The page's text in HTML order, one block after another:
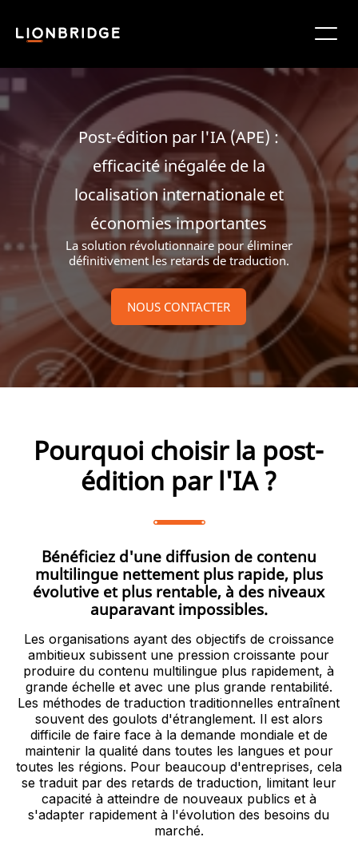
Post-édition par l'IA (APE) :
efficacité inégalée de la
localisation internationale et
économies importantes
La solution révolutionnaire pour éliminer
définitivement les retards de traduction.
NOUS CONTACTER
Pourquoi choisir la post-
édition par l'IA ?
Bénéficiez d'une diffusion de contenu
multilingue nettement plus rapide, plus
évolutive et plus rentable, à des niveaux
auparavant impossibles.
Les organisations ayant des objectifs de croissance
ambitieux subissent une pression croissante pour
produire du contenu multilingue plus rapidement, à
grande échelle et avec une plus grande rentabilité.
Les méthodes de traduction traditionnelles entraînent
souvent des goulots d'étranglement. Il est alors
difficile de faire face à la demande mondiale et de
maintenir la qualité dans toutes les langues et pour
toutes les régions. Pour beaucoup d'entreprises, cela
se traduit par des retards de traduction, limitant leur
capacité à atteindre de nouveaux publics et à
s'adapter rapidement à l'évolution des besoins du
marché.